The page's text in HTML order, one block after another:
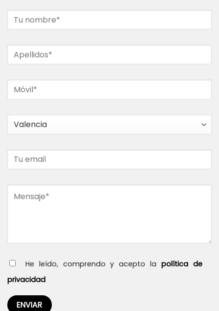
He leído, comprendo y acepto lapolítica de
privacidad